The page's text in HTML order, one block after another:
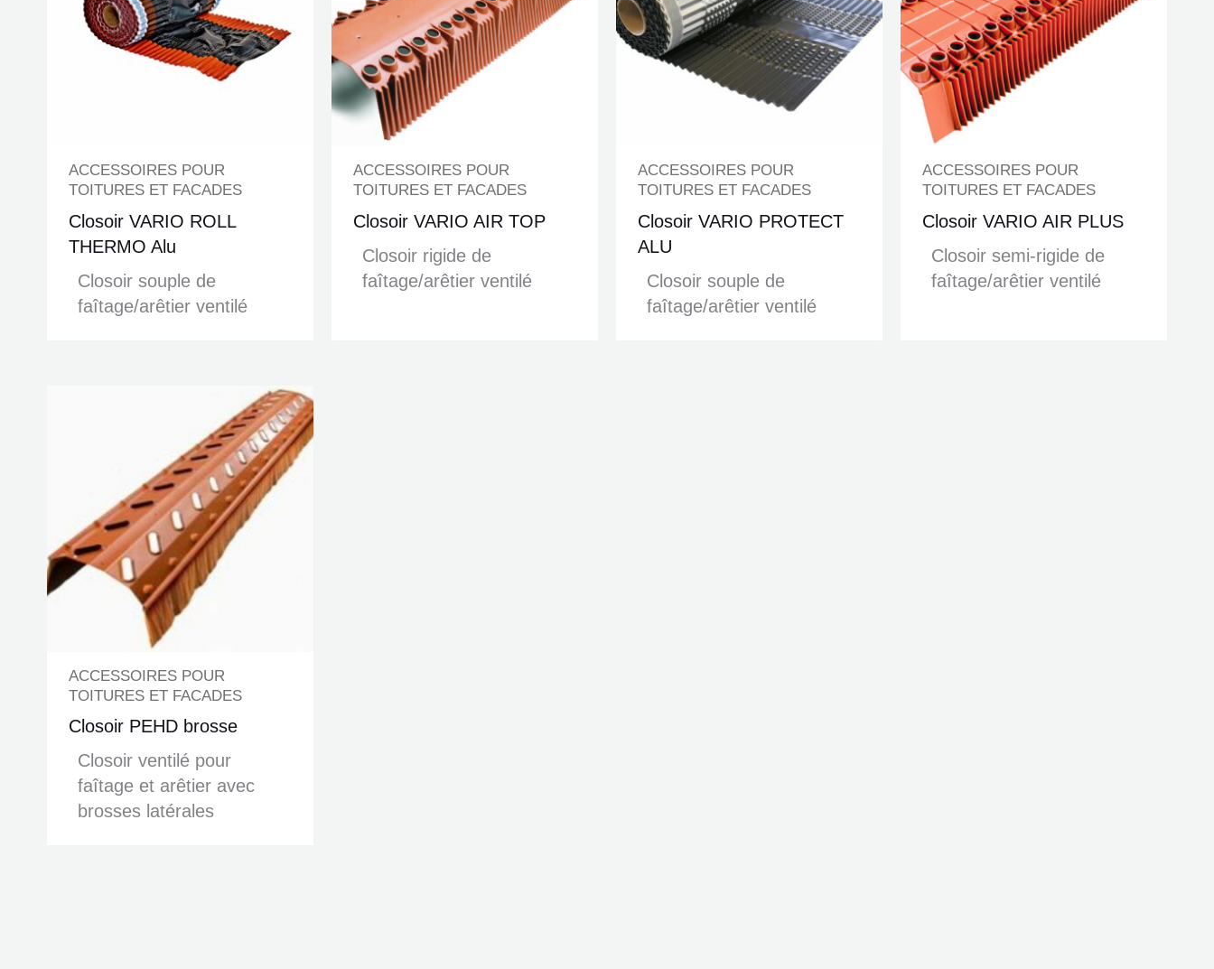
ACCESSOIRES POUR
TOITURES ET FACADES
Closoir VARIO ROLL
THERMO Alu
Closoir souple de
faîtage/arêtier ventilé
ACCESSOIRES POUR
TOITURES ET FACADES
Closoir VARIO AIR TOP
Closoir rigide de
faîtage/arêtier ventilé
ACCESSOIRES POUR
TOITURES ET FACADES
Closoir VARIO PROTECT
ALU
Closoir souple de
faîtage/arêtier ventilé
ACCESSOIRES POUR
TOITURES ET FACADES
Closoir VARIO AIR PLUS
Closoir semi-rigide de
faîtage/arêtier ventilé
ACCESSOIRES POUR
TOITURES ET FACADES
Closoir PEHD brosse
Closoir ventilé pour
faîtage et arêtier avec
brosses latérales